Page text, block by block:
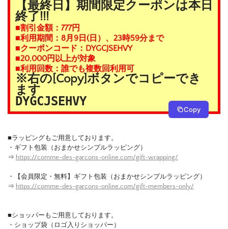
【最終日】期間限定クーポンは本日
終了!!!
■割引金額：777円
■利用期間：8月9日(日）、23時59分まで
■クーポンコード：DYGCJSEHVY
■20,000円以上が対象
■利用回数：誰でも複数回利用可
※右の[Copy]ボタンでコピーでき
ます
DYGCJSEHVY
Copy
■ラッピングもご用意しております。
・ギフト包装（おまかせシンプルラッピング）
⇒ https://comme-des-garcons-online.com/gift-wrapping/
・【会員限定・無料】ギフト包装（おまかせシンプルラッピング）
⇒ https://comme-des-garcons-online.com/gift-members-only/
■ショッパーもご用意しております。
・ショップ袋（ロゴ入りショッパー）